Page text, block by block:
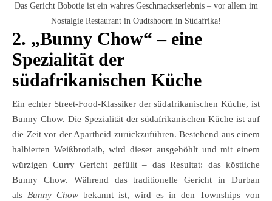
Das Gericht Bobotie ist ein wahres Geschmackserlebnis – vor allem im
Nostalgie Restaurant in Oudtshoorn in Südafrika!
2. „Bunny Chow“ – eine
Spezialität der
südafrikanischen Küche
Ein echter Street-Food-Klassiker der südafrikanischen Küche, ist
Bunny Chow. Die Spezialität der südafrikanischen Küche ist auf
die Zeit vor der Apartheid zurückzuführen. Bestehend aus einem
halbierten Weißbrotlaib, wird dieser ausgehöhlt und mit einem
würzigen Curry Gericht gefüllt – das Resultat: das köstliche
Bunny Chow. Während das traditionelle Gericht in Durban
als Bunny Chow bekannt ist, wird es in den Townships von